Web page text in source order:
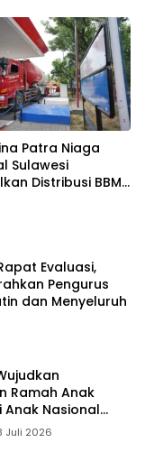
Pantai di
Patra Niaga
Sulawesi
Distribusi BBM
Evaluasi,
Pengurus
dan Menyeluruh
Ramah Anak
Nasional
Juli 2026